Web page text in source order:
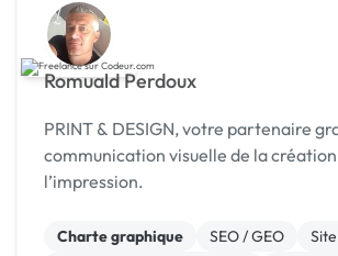
Romuald Perdoux
PRINT & DESIGN, votre partenaire
communication visuelle de la
l’impression.
Charte graphique SEO / GEO